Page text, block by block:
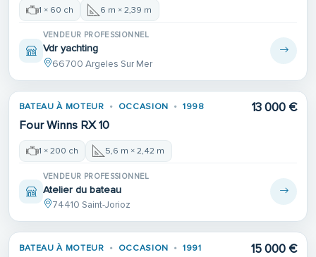
1 × 60 ch 6 m × 2,39 m
VENDEUR PROFESSIONNEL
Vdr yachting
66700 Argeles Sur Mer
BATEAU À MOTEUR OCCASION 1998
Four Winns RX 10
13 000 €
1 × 200 ch 5,6 m × 2,42 m
VENDEUR PROFESSIONNEL
Atelier du bateau
74410 Saint-Jorioz
BATEAU À MOTEUR OCCASION 1991 15 000 €